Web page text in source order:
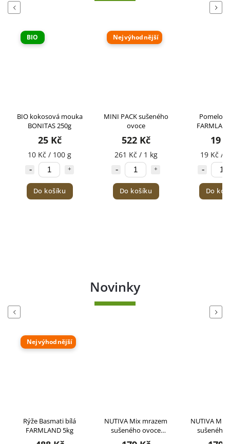
Previous
mouka
MINI PACK sušeného
ovoce
261 Kč / 1 kg
Do košíku
Pomelo kostky
FARMLAND 100g
19 Kč / 100 g
Do košíku
Next
Novinky
Previous
Nejvýhodnější
Basmati bílá
FARMLAND 5kg
NUTIVA Mix mrazem
sušeného ovoce
NUTIVA Mix mrazem
sušeného ovoce
Next